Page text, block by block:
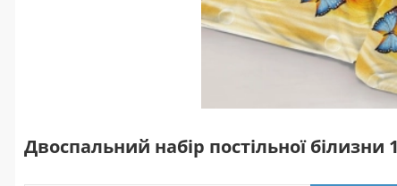
Двоспальний набір постільної